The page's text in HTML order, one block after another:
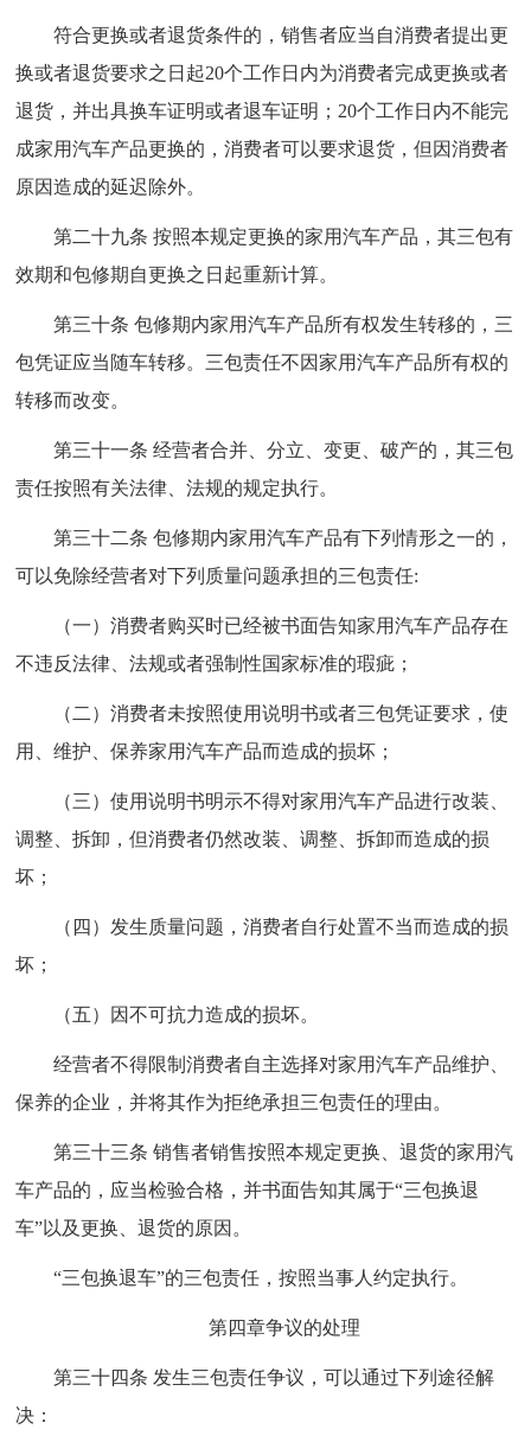
符合更换或者退货条件的，销售者应当自消费者提出更
换或者退货要求之日起20个工作日内为消费者完成更换或者
退货，并出具换车证明或者退车证明；20个工作日内不能完
成家用汽车产品更换的，消费者可以要求退货，但因消费者
原因造成的延迟除外。
第二十九条 按照本规定更换的家用汽车产品，其三包有
效期和包修期自更换之日起重新计算。
第三十条 包修期内家用汽车产品所有权发生转移的，三
包凭证应当随车转移。三包责任不因家用汽车产品所有权的
转移而改变。
第三十一条 经营者合并、分立、变更、破产的，其三包
责任按照有关法律、法规的规定执行。
第三十二条 包修期内家用汽车产品有下列情形之一的，
可以免除经营者对下列质量问题承担的三包责任:
（一）消费者购买时已经被书面告知家用汽车产品存在
不违反法律、法规或者强制性国家标准的瑕疵；
（二）消费者未按照使用说明书或者三包凭证要求，使
用、维护、保养家用汽车产品而造成的损坏；
（三）使用说明书明示不得对家用汽车产品进行改装、
调整、拆卸，但消费者仍然改装、调整、拆卸而造成的损
坏；
（四）发生质量问题，消费者自行处置不当而造成的损
坏；
（五）因不可抗力造成的损坏。
经营者不得限制消费者自主选择对家用汽车产品维护、
保养的企业，并将其作为拒绝承担三包责任的理由。
第三十三条 销售者销售按照本规定更换、退货的家用汽
车产品的，应当检验合格，并书面告知其属于“三包换退
车”以及更换、退货的原因。
“三包换退车”的三包责任，按照当事人约定执行。
第四章争议的处理
第三十四条 发生三包责任争议，可以通过下列途径解
决：